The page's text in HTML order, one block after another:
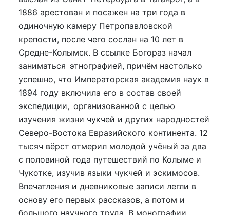
1886 арестован и посажен на три года в
одиночную камеру Петропавловской
крепости, после чего сослан на 10 лет в
Средне-Колымск. В ссылке Богораз начал
заниматься этнографией, причём настолько
успешно, что Императорская академия наук в
1894 году включила его в состав своей
экспедиции, организованной с целью
изучения жизни чукчей и других народностей
Северо-Востока Евразийского континента. 12
тысяч вёрст отмерил молодой учёный за два
с половиной года путешествий по Колыме и
Чукотке, изучив языки чукчей и эскимосов.
Впечатления и дневниковые записи легли в
основу его первых рассказов, а потом и
большого научного труда. В монографии